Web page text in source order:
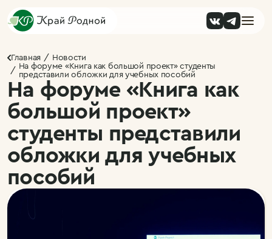
Главная
Новости
На форуме «Книга как большой проект» студенты
представили обложки для учебных пособий
На форуме «Книга как
большой проект»
студенты представили
обложки для учебных
пособий